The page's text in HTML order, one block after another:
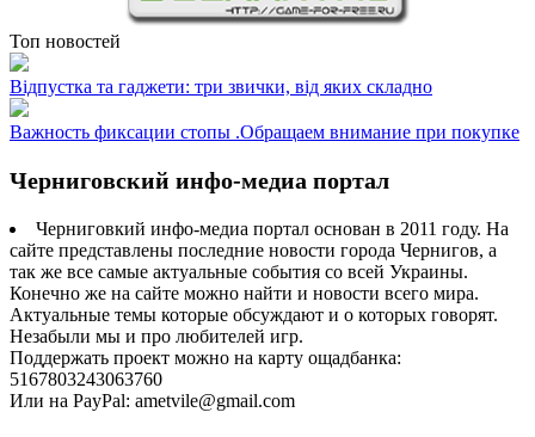
Топ новостей
Відпустка та гаджети: три звички, від яких складно
Важность фиксации стопы .Обращаем внимание при покупке
Черниговский инфо-медиа портал
Черниговкий инфо-медиа портал основан в 2011 году. На
сайте представлены последние новости города Чернигов, а
так же все самые актуальные события со всей Украины.
Конечно же на сайте можно найти и новости всего мира.
Актуальные темы которые обсуждают и о которых говорят.
Незабыли мы и про любителей игр.
Поддержать проект можно на карту ощадбанка:
5167803243063760
Или на PayPal: ametvile@gmail.com